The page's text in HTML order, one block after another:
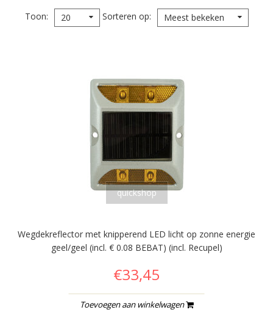
Toon 20 Sorteren op Meest bekeken
quickshop
Wegdekreflector met knipperend LED licht op zonne energie
geel/geel (incl. € 0.08 BEBAT) (incl. Recupel)
€33,45
Toevoegen aan winkelwagen